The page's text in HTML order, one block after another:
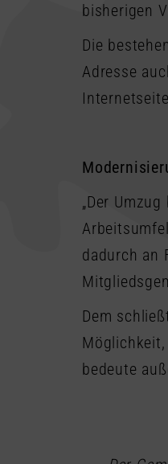
bisherigen
Die
Adresse
„Der
dadurch an
Dem
bedeute